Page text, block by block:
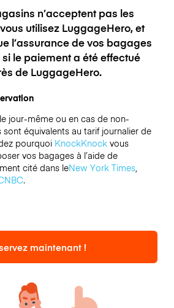
n’acceptent pas les
utilisez LuggageHero, et
l’assurance de vos bagages
si le paiement a été effectué
de LuggageHero.
jour-même ou en cas de non-
sont équivalents au tarif journalier de
pourquoi KnockKnockvous
vos bagages à l’aide de
cité dans leNew York Times,
.
maintenant !